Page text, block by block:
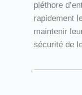
pléthore
rapidement
maintenir
sécurité de